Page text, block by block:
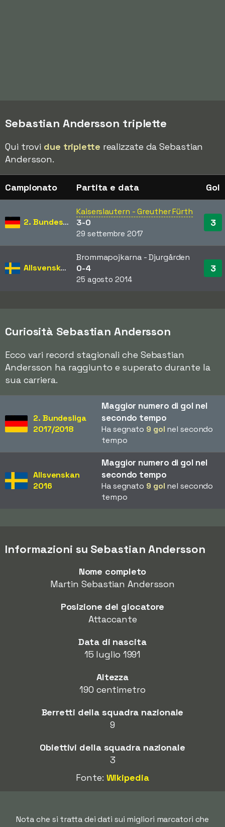
Sebastian Andersson triplette
Qui trovi due triplette realizzate da Sebastian
Andersson.
Campionato Partita e data Gol
2. Bundesliga
Kaiserslautern - Greuther Fürth
3-0
29 settembre 2017
3
Allsvenskan
Brommapojkarna - Djurgården
0-4
25 agosto 2014
3
Curiosità Sebastian Andersson
Ecco vari record stagionali che Sebastian
Andersson ha raggiunto e superato durante la
sua carriera.
2. Bundesliga
2017/2018
Maggior numero di gol nel
secondo tempo
Ha segnato 9 gol nel secondo
tempo
Allsvenskan
2016
Maggior numero di gol nel
secondo tempo
Ha segnato 9 gol nel secondo
tempo
Informazioni su Sebastian Andersson
Nome completo
Martin Sebastian Andersson
Posizione del giocatore
Attaccante
Data di nascita
15 luglio 1991
Altezza
190 centimetro
Berretti della squadra nazionale
9
Obiettivi della squadra nazionale
3
Fonte: Wikipedia
Nota che si tratta dei dati sui migliori marcatori che